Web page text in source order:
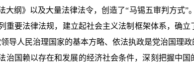
大纲》以及大量法律法令，创造了“马锡五审判方式
重要法律法规，建立起社会主义法制框架体系，确
导人民治理国家的基本方略、依法执政是党治国理
治国赖以存在和发展的经济社会条件，深刻把握中